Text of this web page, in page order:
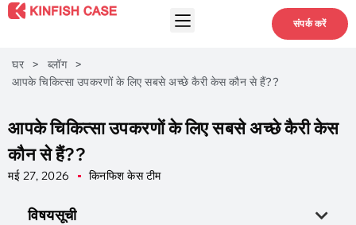
संपर्क करें
घर > ब्लॉग
>
आपके चिकित्सा उपकरणों के लिए सबसे अच्छे कैरी केस कौन से हैं??
आपके चिकित्सा उपकरणों के लिए सबसे अच्छे कैरी केस
कौन से हैं??
मई 27, 2026 किनफिश केस टीम
विषयसूची